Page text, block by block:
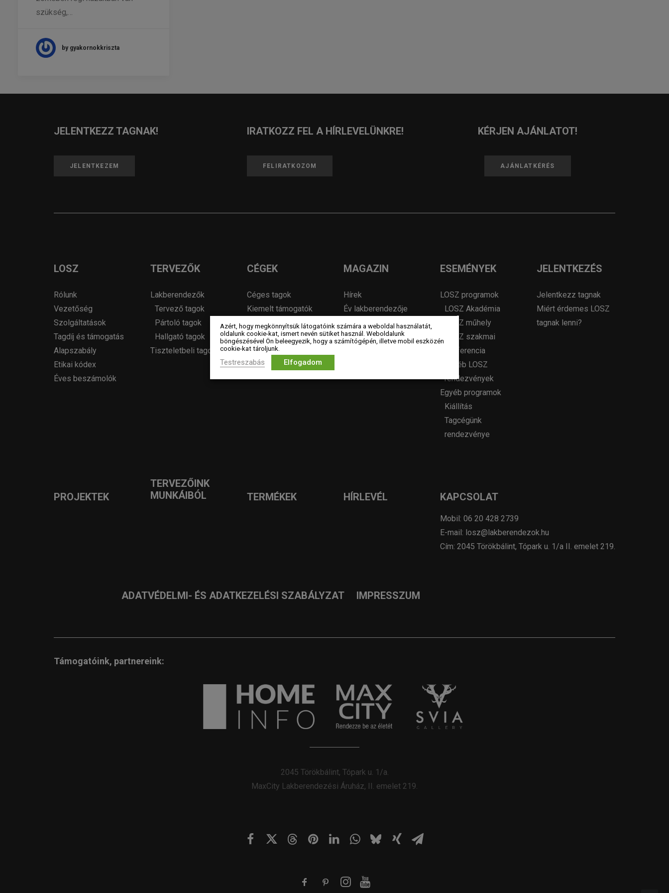
szükség,…
by gyakornokkriszta
JELENTKEZZ TAGNAK!
JELENTKEZEM
IRATKOZZ FEL A HÍRLEVELÜNKRE!
FELIRATKOZOM
KÉRJEN AJÁNLATOT!
AJÁNLATKÉRÉS
LOSZ
Rólunk
Vezetőség
Szolgáltatások
Tagdíj és támogatás
Alapszabály
Etikai kódex
Éves beszámolók
TERVEZŐK
Lakberendezők
Tervező tagok
Pártoló tagok
Hallgató tagok
Tiszteletbeli tagok
CÉGEK
Céges tagok
Kiemelt támogatók
Szakmai partner
szervezetek
MAGAZIN
Hírek
Év lakberendezője
pályázatok
Pályázatok
ESEMÉNYEK
LOSZ programok
LOSZ Akadémia
LOSZ műhely
LOSZ szakmai
konferencia
Egyéb LOSZ
rendezvények
Egyéb programok
Kiállítás
Tagcégünk
rendezvénye
JELENTKEZÉS
Jelentkezz tagnak
Miért érdemes LOSZ
tagnak lenni?
PROJEKTEK
TERVEZŐINK
MUNKÁIBÓL
TERMÉKEK HÍRLEVÉL KAPCSOLAT
Mobil: 06 20 428 2739
E-mail: losz@lakberendezok.hu
Cím: 2045 Törökbálint, Tópark u. 1/a II. emelet 219.
ADATVÉDELMI- ÉS ADATKEZELÉSI SZABÁLYZAT IMPRESSZUM
Támogatóink, partnereink:
2045 Törökbálint, Tópark u. 1/a.
MaxCity Lakberendezési Áruház, II. emelet 219.
Azért, hogy megkönnyítsük látogatóink számára a weboldal használatát,
oldalunk cookie-kat, ismert nevén sütiket használ. Weboldalunk
böngészésével Ön beleegyezik, hogy a számítógépén, illetve mobil eszközén
cookie-kat tároljunk.
Testreszabás Elfogadom